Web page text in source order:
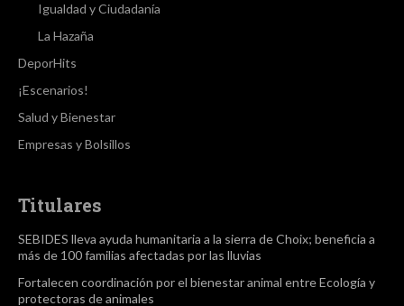
Igualdad y Ciudadanía
La Hazaña
DeporHits
¡Escenarios!
Salud y Bienestar
Empresas y Bolsillos
Titulares
SEBIDES lleva ayuda humanitaria a la sierra de Choix; beneficia a
más de 100 familias afectadas por las lluvias
Fortalecen coordinación por el bienestar animal entre Ecología y
protectoras de animales